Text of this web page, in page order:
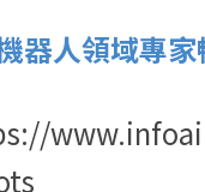
器人領域專